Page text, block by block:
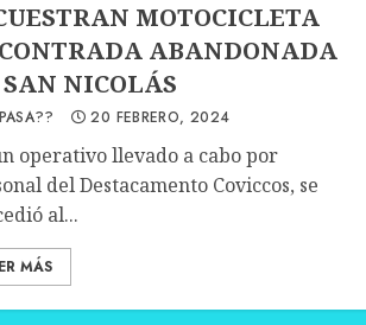
MOTOCICLETA
ABANDONADA
NICOLÁS
20 FEBRERO, 2024
operativo llevado a cabo por
del Destacamento Coviccos, se
al...
MÁS